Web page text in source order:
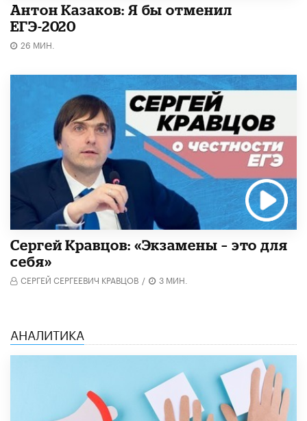
Антон Казаков: Я бы отменил
ЕГЭ-2020
26 МИН.
Сергей Кравцов: «Экзамены – это для
себя»
СЕРГЕЙ СЕРГЕЕВИЧ КРАВЦОВ / 3 МИН.
АНАЛИТИКА